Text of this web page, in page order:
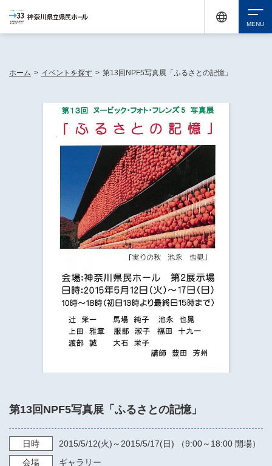
・ イベントカレンダー
休館中の県民ホールについて
・ 施設概要
・ パイプオルガン
・ 神奈川県民ホールの取り組み
神奈川県立県民ホールSNS
​​​​​​​​​​​​​神奈川県立県民ホール
ギャラリーSNS
チケット購入
ホーム > イベントを探す > 第13回NPF5写真展「ふるさとの記憶」
第13回NPF5写真展「ふるさとの記憶」
日時 2015/5/12(火)～ 2015/5/17(日) （9:00～18:00 開場）
会場
ギャラリー